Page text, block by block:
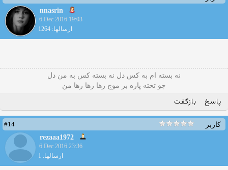
nnasrin
6 Dec 2016 19:03
ارسالها: 1264
نه بسته ام به کس دل نه بسته کس به من دل
چو تخته پاره بر موج رها رها رها من
پاسخ بازگفت
کاربر
#14
rezaaa1972
6 Dec 2016 23:36
ارسالها: 1